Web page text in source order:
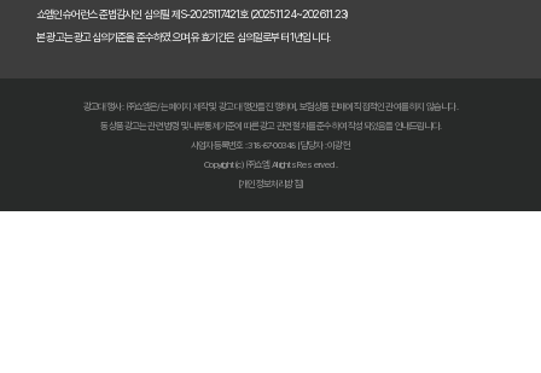
펫보험비교사이트, 내 반려동물에게 꼭 맞는 선택 기준은?
펫보험비교사이트 현명하게 고르는 법: 보장 범위별 주요 서비스 비교 분석
숨은 혜택까지 찾는 펫보험비교사이트 100% 활용 노하우 대공개
쇼엠인슈어런스 준법감시인 심의필 제S-2025117421호 (2025.11.24~2026.11.23)
본 광고는 광고심의기준을 준수하였으며, 유효기간은 심의일로부터 1년입니다.
광고대행사 : ㈜쇼엠은/는 페이지 제작 및 광고 대행만을 진행하며, 보험상품 판매에 직접적인 관여를 하지 않습니다.
동 상품광고는 관련 법령 및 내부통제기준에 따른 광고 관련 절차를 준수하여 작성되었음을 안내드립니다.
사업자등록번호 : 318-87-00348 | 담당자 : 이광헌
Copyright (c) ㈜쇼엠 All rights Reserved.
[개인정보처리방침]